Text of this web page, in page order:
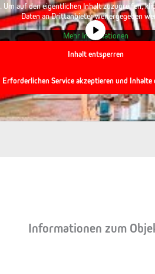
. Um auf den eigentlichen Inhalt zuzugreifen,
Daten an Drittanbieter weitergegeben
Mehr Informationen
Inhalt entsperren
Erforderlichen Service akzeptieren und Inhalte
Informationen zum